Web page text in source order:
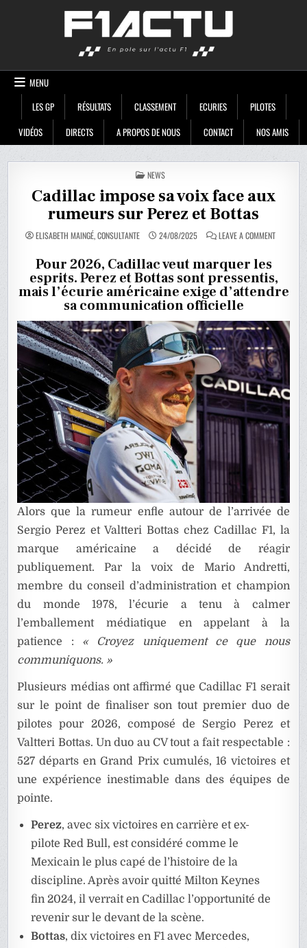
MENU
LES GP
RÉSULTATS CLASSEMENT ECURIES
PILOTES
VIDÉOS
DIRECTS A PROPOS DE NOUS CONTACT NOS AMIS
POSTED
IN
NEWS
Cadillac impose sa voix face aux
rumeurs sur Perez et Bottas
ELISABETH MAINGÉ, CONSULTANTE 24/08/2025 LEAVE A COMMENTON
CADILLAC
AUX
RUMEURS
BOTTAS
Pour 2026, Cadillac veut marquer les
esprits. Perez et Bottas sont pressentis,
mais l’écurie américaine exige d’attendre
sa communication officielle
Alors que la rumeur enfle autour de l’arrivée de
Sergio Perez et Valtteri Bottas chez Cadillac F1, la
marque américaine a décidé de réagir
publiquement. Par la voix de Mario Andretti,
membre du conseil d’administration et champion
du monde 1978, l’écurie a tenu à calmer
l’emballement médiatique en appelant à la
patience : « Croyez uniquement ce que nous
communiquons. »
Plusieurs médias ont affirmé que Cadillac F1 serait
sur le point de finaliser son tout premier duo de
pilotes pour 2026, composé de Sergio Perez et
Valtteri Bottas. Un duo au CV tout a fait respectable :
527 départs en Grand Prix cumulés, 16 victoires et
une expérience inestimable dans des équipes de
pointe.
Perez, avec six victoires en carrière et ex-
pilote Red Bull, est considéré comme le
Mexicain le plus capé de l’histoire de la
discipline. Après avoir quitté Milton Keynes
fin 2024, il verrait en Cadillac l’opportunité de
revenir sur le devant de la scène.
Bottas, dix victoires en F1 avec Mercedes,